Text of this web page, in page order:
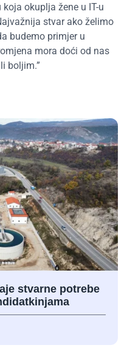
okuplja žene u IT-u
stvar ako želimo
budemo primjer u
mora doći od nas
boljim.”
stvarne potrebe